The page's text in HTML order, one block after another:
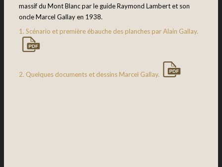
massif du Mont Blanc par le guide Raymond Lambert et son
oncle Marcel Gallay en 1938.
1. Scénario et première ébauche des planches par Alain Gallay.
2. Quelques documents et dessins Marcel Gallay.